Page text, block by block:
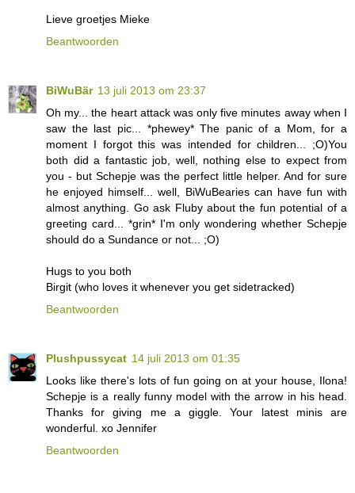
Lieve groetjes Mieke
Beantwoorden
BiWuBär 13 juli 2013 om 23:37
Oh my... the heart attack was only five minutes away when I
saw the last pic... *phewey* The panic of a Mom, for a
moment I forgot this was intended for children... ;O)You
both did a fantastic job, well, nothing else to expect from
you - but Schepje was the perfect little helper. And for sure
he enjoyed himself... well, BiWuBearies can have fun with
almost anything. Go ask Fluby about the fun potential of a
greeting card... *grin* I'm only wondering whether Schepje
should do a Sundance or not... ;O)
Hugs to you both
Birgit (who loves it whenever you get sidetracked)
Beantwoorden
Plushpussycat 14 juli 2013 om 01:35
Looks like there's lots of fun going on at your house, Ilona!
Schepje is a really funny model with the arrow in his head.
Thanks for giving me a giggle. Your latest minis are
wonderful. xo Jennifer
Beantwoorden